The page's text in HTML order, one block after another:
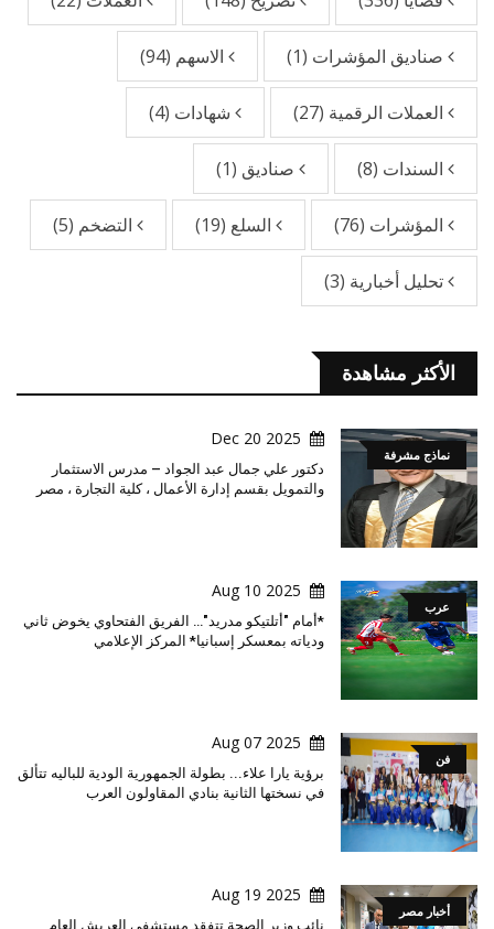
صناديق المؤشرات (1) الاسهم (94)
العملات الرقمية (27) شهادات (4)
السندات (8) صناديق (1)
المؤشرات (76) السلع (19) التضخم (5)
تحليل أخبارية (3)
الأكثر مشاهدة
نماذج مشرفة
2025 Dec 20
دكتور علي جمال عبد الجواد – مدرس الاستثمار
والتمويل بقسم إدارة الأعمال ، كلية التجارة ، مصر
عرب
2025 Aug 10
*أمام "أتلتيكو مدريد"… الفريق الفتحاوي يخوض ثاني
ودياته بمعسكر إسبانيا* المركز الإعلامي
فن
2025 Aug 07
برؤية يارا علاء... بطولة الجمهورية الودية للباليه تتألق
في نسختها الثانية بنادي المقاولون العرب
أخبار مصر
2025 Aug 19
نائب وزير الصحة تتفقد مستشفى العريش العام